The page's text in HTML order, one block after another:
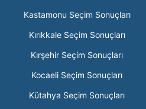
Kastamonu Seçim Sonuçları
Kırıkkale Seçim Sonuçları
Kırşehir Seçim Sonuçları
Kocaeli Seçim Sonuçları
Kütahya Seçim Sonuçları